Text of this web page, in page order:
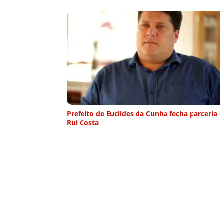
Prefeito de Euclides da Cunha fecha parceria
Rui Costa